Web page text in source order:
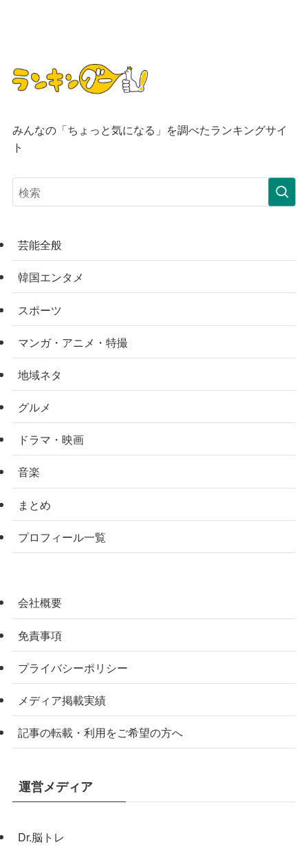
みんなの「ちょっと気になる」を調べたランキングサイ
ト
芸能全般
韓国エンタメ
スポーツ
マンガ・アニメ・特撮
地域ネタ
グルメ
ドラマ・映画
音楽
まとめ
プロフィール一覧
会社概要
免責事項
プライバシーポリシー
メディア掲載実績
記事の転載・利用をご希望の方へ
運営メディア
Dr.脳トレ